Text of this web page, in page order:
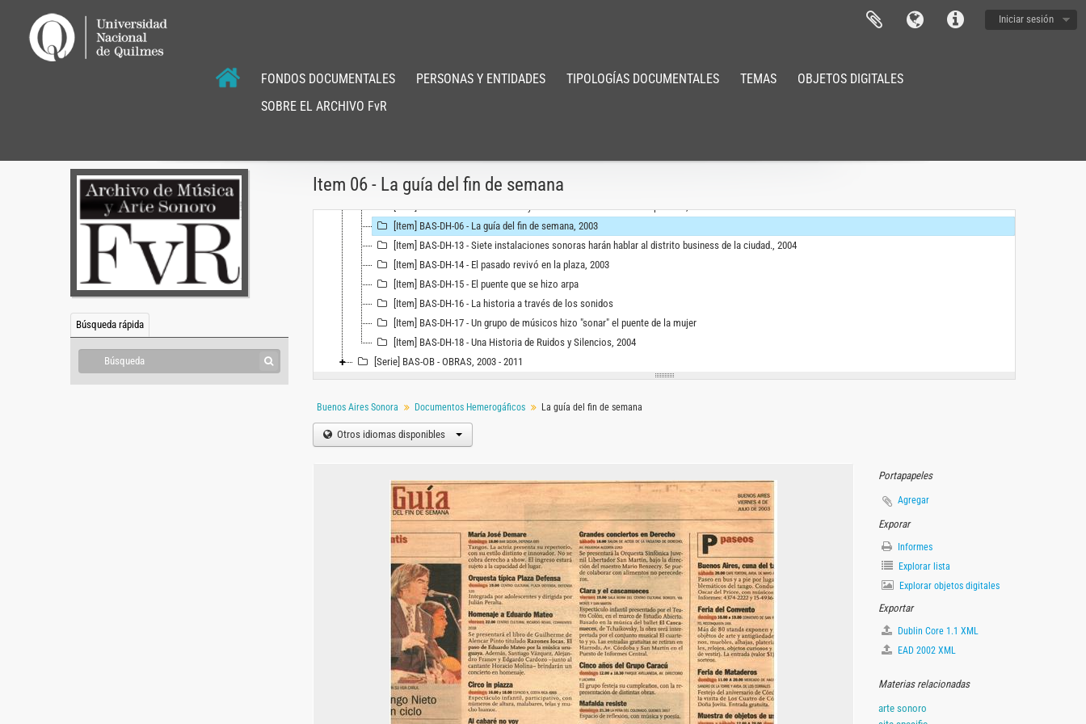
Iniciar sesión
FONDOS DOCUMENTALES PERSONAS Y ENTIDADES TIPOLOGÍAS DOCUMENTALES TEMAS
OBJETOS DIGITALES
SOBRE EL ARCHIVO FvR
Búsqueda rápida
Item 06 - La guía del fin de semana
[Item] BAS-DH-12 - El Bicentenario ya tiene su sede en la ciudad, 29 de enero de 2010
[Item] BAS-DH-04 - Los sonidos del Recuerdo, 2003
[Item] BAS-DH-06 - La guía del fin de semana, 2003
[Item] BAS-DH-13 - Siete instalaciones sonoras harán hablar al distrito business de la ciudad., 2004
[Item] BAS-DH-14 - El pasado revivó en la plaza, 2003
[Item] BAS-DH-15 - El puente que se hizo arpa
[Item] BAS-DH-16 - La historia a través de los sonidos
[Item] BAS-DH-17 - Un grupo de músicos hizo "sonar" el puente de la mujer
[Item] BAS-DH-18 - Una Historia de Ruidos y Silencios, 2004
[Serie] BAS-OB - OBRAS, 2003 - 2011
Buenos Aires Sonora Documentos Hemerogáficos La guía del fin de semana
Otros idiomas disponibles
Portapapeles
Agregar
Exporar
Informes
Explorar lista
Explorar objetos digitales
Exportar
Dublin Core 1.1 XML
EAD 2002 XML
Materias relacionadas
arte sonoro